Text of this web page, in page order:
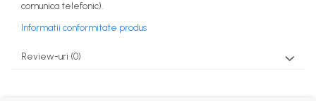
comunica telefonic).
Informatii conformitate produs
Review-uri (0)